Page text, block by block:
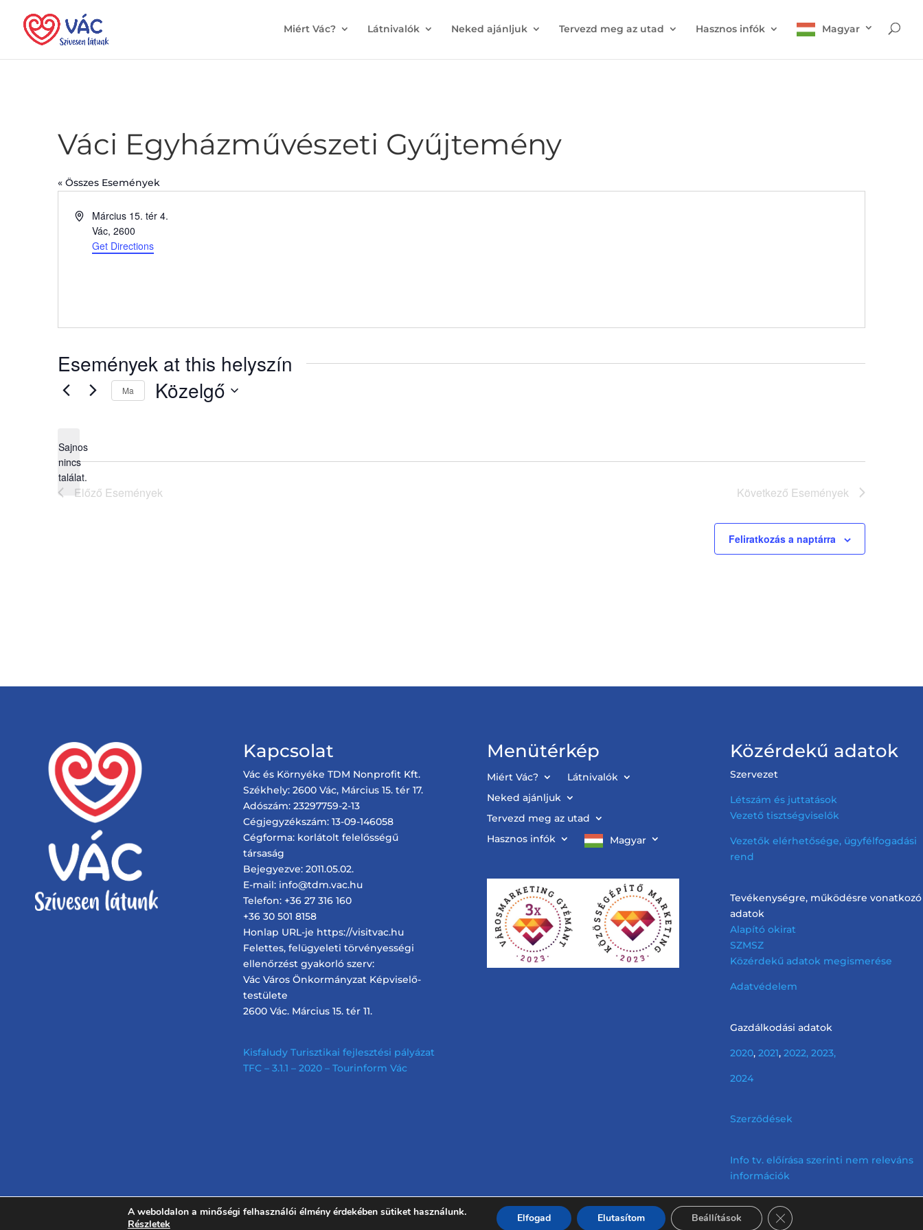
Miért Vác? Látnivalók Neked ajánljuk Tervezd meg az utad Hasznos infók Magyar
Váci Egyházművészeti Gyűjtemény
« Összes Események
AddressMárcius 15. tér 4.
Vác, 2600
Get Directions
Események at this helyszín
Notice
Sajnos
nincs
találat.
Ma Közelgő
Előző Események Következő Események
Feliratkozás a naptárra
Kapcsolat
Vác és Környéke TDM Nonprofit Kft.
Székhely: 2600 Vác, Március 15. tér 17.
Adószám: 23297759-2-13
Cégjegyzékszám: 13-09-146058
Cégforma: korlátolt felelősségű
társaság
Bejegyezve: 2011.05.02.
E-mail: info@tdm.vac.hu
Telefon: +36 27 316 160
+36 30 501 8158
Honlap URL-je https://visitvac.hu
Felettes, felügyeleti törvényességi
ellenőrzést gyakorló szerv:
Vác Város Önkormányzat Képviselő-
testülete
2600 Vác. Március 15. tér 11.
Kisfaludy Turisztikai fejlesztési pályázat
TFC – 3.1.1 – 2020 – Tourinform Vác
Menütérkép
Miért Vác?
Látnivalók
Neked ajánljuk
Tervezd meg az utad
Hasznos infók
Magyar
Közérdekű adatok
Szervezet
Létszám és juttatások
Vezető tisztségviselők
Vezetők elérhetősége, ügyfélfogadási
rend
Tevékenységre, működésre vonatkozó
adatok
Alapító okirat
SZMSZ
Közérdekű adatok megismerése
Adatvédelem
Gazdálkodási adatok
2020,2021,2022, 2023,
2024
Szerződések
Info tv. előírása szerinti nem releváns
információk
A weboldalon a minőségi felhasználói élmény érdekében sütiket használunk.
Részletek
Elfogad Elutasítom Beállítások Close GDPR Cookie Banner